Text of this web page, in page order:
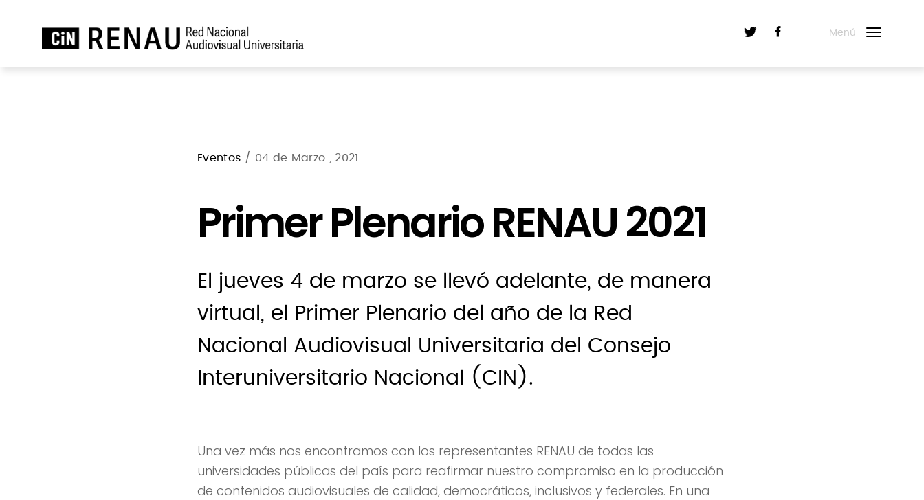
Menú
Eventos / 04 de Marzo , 2021
Primer Plenario RENAU 2021
El jueves 4 de marzo se llevó adelante, de manera
virtual, el Primer Plenario del año de la Red
Nacional Audiovisual Universitaria del Consejo
Interuniversitario Nacional (CIN).
Una vez más nos encontramos con los representantes RENAU de todas las
universidades públicas del país para reafirmar nuestro compromiso en la producción
de contenidos audiovisuales de calidad, democráticos, inclusivos y federales. En una